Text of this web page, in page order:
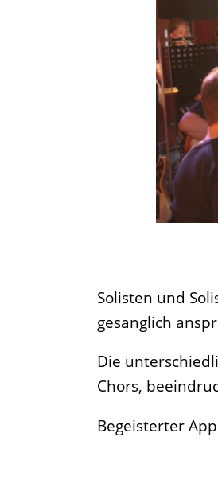
Solisten und
gesanglich
Die
Chors,
Begeisterter